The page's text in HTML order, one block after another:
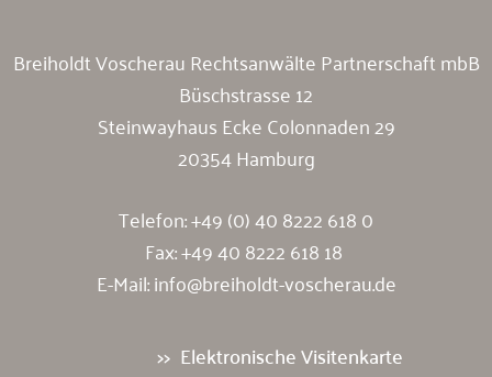
Breiholdt Voscherau Rechtsanwälte Partnerschaft mbB
Büschstrasse 12
Steinwayhaus Ecke Colonnaden 29
20354 Hamburg
Telefon:+49 (0) 40 8222 618 0
Fax: +49 40 8222 618 18
E-Mail:info@breiholdt-voscherau.de
Elektronische Visitenkarte